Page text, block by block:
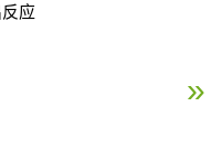
应
HTML